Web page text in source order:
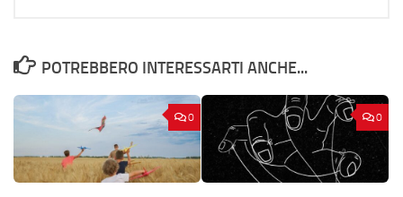
POTREBBERO INTERESSARTI ANCHE...
0 0